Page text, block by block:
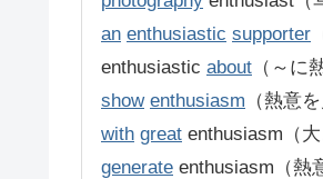
an enthusiastic supporter
enthusiastic about （～に
show enthusiasm （熱意
with great enthusiasm（大
generate enthusiasm（熱